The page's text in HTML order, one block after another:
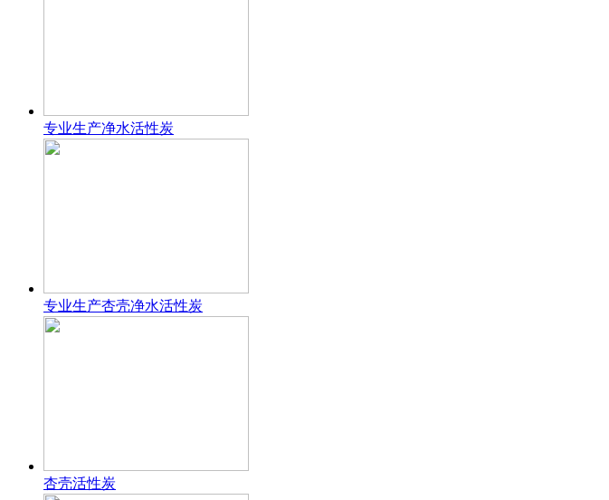
专业生产净水活性炭
专业生产杏壳净水活性炭
杏壳活性炭